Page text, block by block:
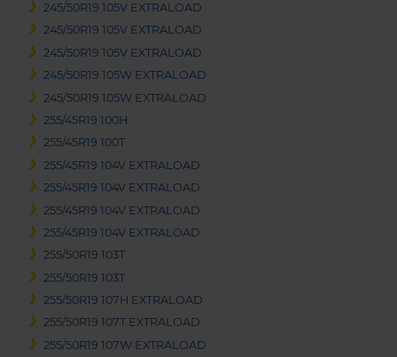
245/50R19 105V EXTRALOAD
245/50R19 105V EXTRALOAD
245/50R19 105V EXTRALOAD
245/50R19 105W EXTRALOAD
245/50R19 105W EXTRALOAD
255/45R19 100H
255/45R19 100T
255/45R19 104V EXTRALOAD
255/45R19 104V EXTRALOAD
255/45R19 104V EXTRALOAD
255/45R19 104V EXTRALOAD
255/50R19 103T
255/50R19 103T
255/50R19 107H EXTRALOAD
255/50R19 107T EXTRALOAD
255/50R19 107W EXTRALOAD